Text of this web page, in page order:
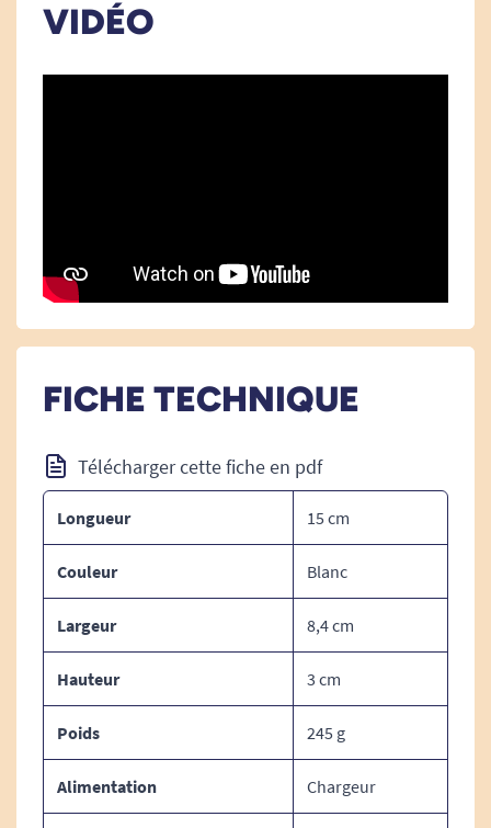
VIDÉO
FICHE TECHNIQUE
Télécharger cette fiche en pdf
Longueur 15 cm
Couleur Blanc
Largeur 8,4 cm
Hauteur 3 cm
Poids 245 g
Alimentation Chargeur